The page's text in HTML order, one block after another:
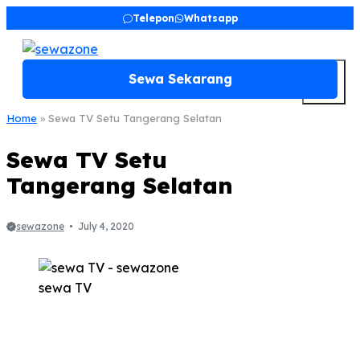
content
Telepon Whatsapp
Sewa Sekarang
Home » Sewa TV Setu Tangerang Selatan
Sewa TV Setu
Tangerang Selatan
sewazone July 4, 2020
sewa TV